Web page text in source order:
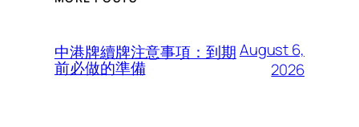
中港牌續牌注意事項：到期
前必做的準備
August 6,
2026